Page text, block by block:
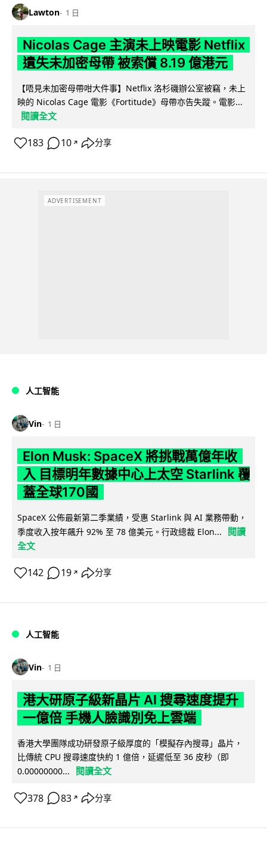
Lawton 1 日
Nicolas Cage 主演未上映電影 Netflix
遺失未加密母帶 被索償 8.19 億港元
【唔見未加密母帶咁大件事】Netflix 洛杉磯辦公室被竊，未上
映的 Nicolas Cage 電影《Fortitude》母帶亦告失蹤。電影...
閱讀全文
183 10 ↗ 分享
ADVERTISEMENT
人工智能
Vin 1 日
Elon Musk: SpaceX 將挑戰萬億年收
入 目標明年數據中心上太空 Starlink 覆
蓋全球170國
SpaceX 公佈最新第二季業績，受惠 Starlink 與 AI 業務帶動，
季度收入按年飆升 92% 至 78 億美元。行政總裁 Elon...
閱讀
全文
142 19 ↗ 分享
人工智能
Vin 1 日
港大研原子級新晶片 AI 搜尋速度提升
一億倍 手機人臉識別免上雲端
香港大學團隊成功研發原子級厚度的「模擬存內搜尋」晶片，
比傳統 CPU 搜尋速度快約 1 億倍，延遲低至 36 皮秒（即
0.00000000...
閱讀全文
378 83 ↗ 分享